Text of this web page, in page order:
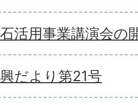
活用事業講演会の
だより第21号